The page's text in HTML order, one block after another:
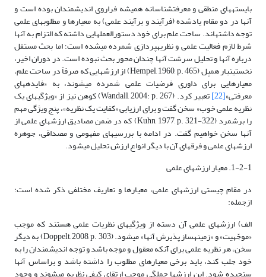
بایسته­های منطقی و معرفت­شناسانه همیشه فراروی اندیشمندان بوده است و
آنها در دو مقام یادشده (فرآیند و برآیند علمی) به معیارها و مطلوب­های علمی
توجه داشته­اند. ساحت علم برای خود دستورالعمل­هایی داشته که التزام به آنها
شرط لازم فعالیت علمی و نظریه­پردازی شمرده می­شده است؛ اما بحث مستقل
درباره آنها و تحلیل سرشت آنها چندان محور بحث نبوده است. در دوران اخیر،
نخستین­بار همپل (Hempel, 1960, p. 465) از ارزش­هایی که صرفاً در ساحت علم،
معیارهایی برای داوری فرضیات علمی شمرده می­شوند، به «فایده­های
معرفتی»[22] تعبیر کرد. (Wandall, 2004: p. 267) کوهن نیز از «ویژگی­های یک
نظریه علمی خوب» سخن گفت و برای ارزیابی «کفایت یک نظریه»، پنج ویژگی مهم
را برشمرد (Kuhn, 1977, p. 321-322) که در ضمن مصادیق ارزش­های علمی از
آنها سخن خواهیم گفت. در ادامه با بررسی­های مفهومی و مصداقی، جوهره
ارزش­های علمی و فرق­های آن با دیگر انواع ارزش تحلیل می­شود.
1-2-1. معیار ارزش­های علمی
در مقام چیستی ارزش­های علمی، معیارها و تعاریف مختلفی ذکر شده است؛
ازجمله:
الف) ارزش­های علمی آن دسته از ویژگی­های نظریات علمی هستند که موجب
«موجّهیت» و «زمینه­ساز پذیرش آنها» می­شود. (Doppelt, 2008, p. 303) به دیگر
سخن، هر نظریه علمی برای آنکه معقول و موجه باشد و توجه اندیشمندان را به
خود جلب کند، باید برخی معیارهای مطلوب را داشته باشد و براساس آنها